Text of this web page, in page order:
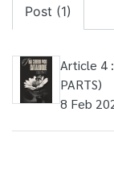
Post (1)
Article 4 :
PARTS)
8 Feb